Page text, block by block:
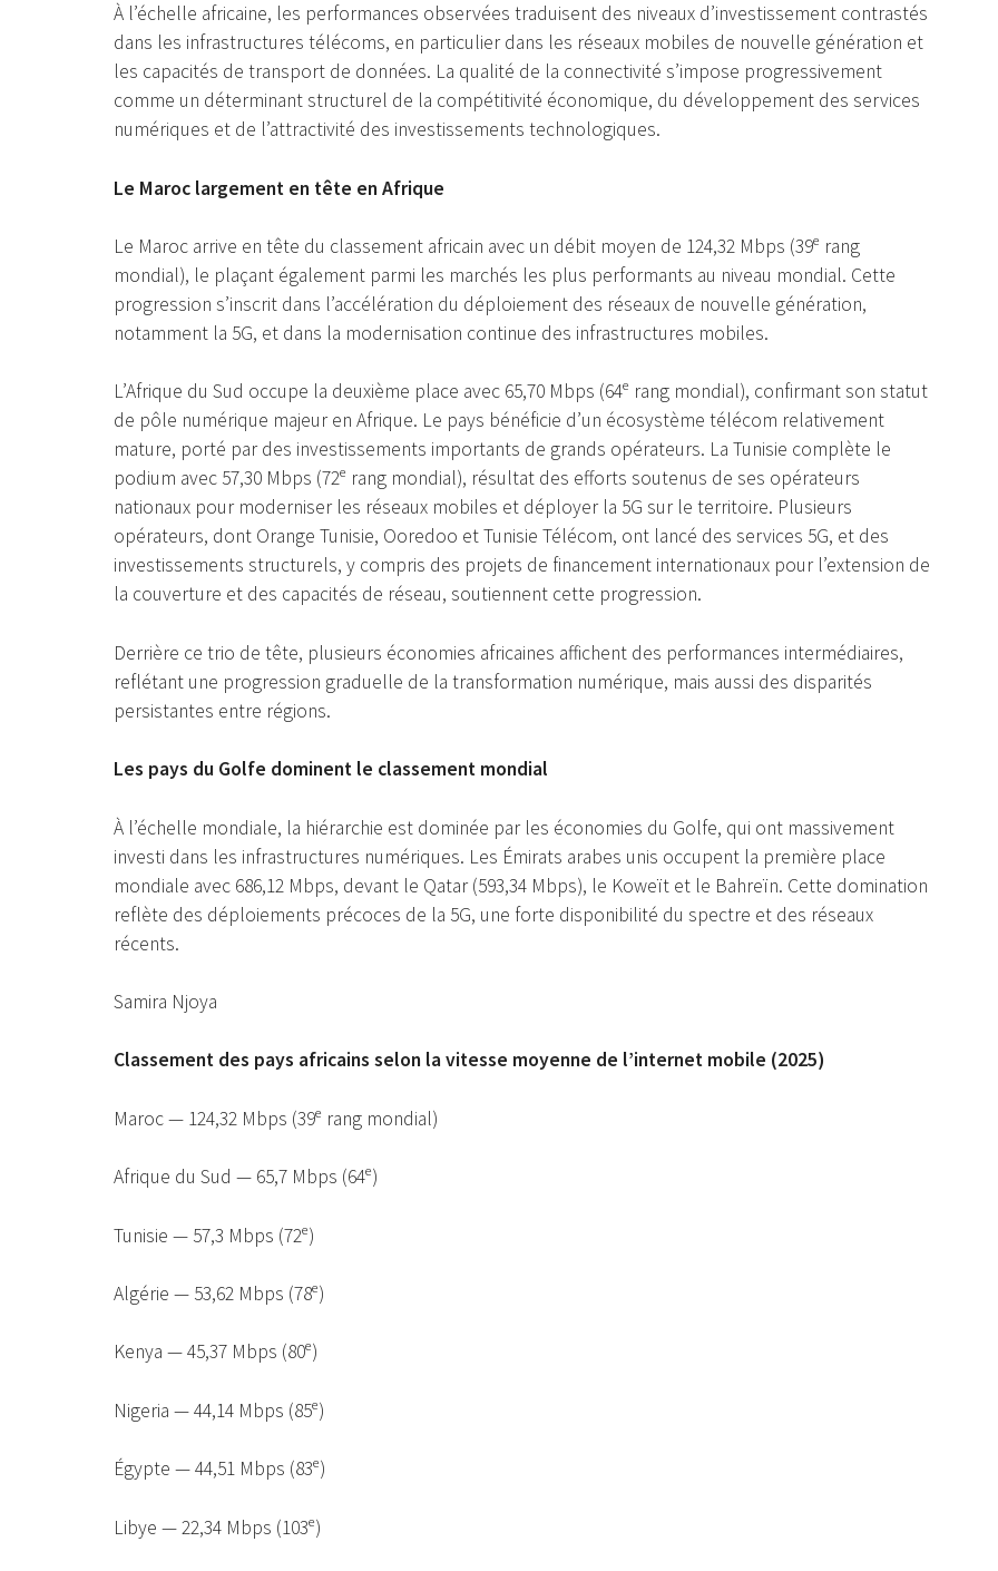
À l’échelle africaine, les performances observées traduisent des niveaux d’investissement contrastés
dans les infrastructures télécoms, en particulier dans les réseaux mobiles de nouvelle génération et
les capacités de transport de données. La qualité de la connectivité s’impose progressivement
comme un déterminant structurel de la compétitivité économique, du développement des services
numériques et de l’attractivité des investissements technologiques.
Le Maroc largement en tête en Afrique
Le Maroc arrive en tête du classement africain avec un débit moyen de 124,32 Mbps (39ᵉ rang
mondial), le plaçant également parmi les marchés les plus performants au niveau mondial. Cette
progression s’inscrit dans l’accélération du déploiement des réseaux de nouvelle génération,
notamment la 5G, et dans la modernisation continue des infrastructures mobiles.
L’Afrique du Sud occupe la deuxième place avec 65,70 Mbps (64ᵉ rang mondial), confirmant son statut
de pôle numérique majeur en Afrique. Le pays bénéficie d’un écosystème télécom relativement
mature, porté par des investissements importants de grands opérateurs. La Tunisie complète le
podium avec 57,30 Mbps (72ᵉ rang mondial), résultat des efforts soutenus de ses opérateurs
nationaux pour moderniser les réseaux mobiles et déployer la 5G sur le territoire. Plusieurs
opérateurs, dont Orange Tunisie, Ooredoo et Tunisie Télécom, ont lancé des services 5G, et des
investissements structurels, y compris des projets de financement internationaux pour l’extension de
la couverture et des capacités de réseau, soutiennent cette progression.
Derrière ce trio de tête, plusieurs économies africaines affichent des performances intermédiaires,
reflétant une progression graduelle de la transformation numérique, mais aussi des disparités
persistantes entre régions.
Les pays du Golfe dominent le classement mondial
À l’échelle mondiale, la hiérarchie est dominée par les économies du Golfe, qui ont massivement
investi dans les infrastructures numériques. Les Émirats arabes unis occupent la première place
mondiale avec 686,12 Mbps, devant le Qatar (593,34 Mbps), le Koweït et le Bahreïn. Cette domination
reflète des déploiements précoces de la 5G, une forte disponibilité du spectre et des réseaux
récents.
Samira Njoya
Classement des pays africains selon la vitesse moyenne de l’internet mobile (2025)
Maroc — 124,32 Mbps (39ᵉ rang mondial)
Afrique du Sud — 65,7 Mbps (64ᵉ)
Tunisie — 57,3 Mbps (72ᵉ)
Algérie — 53,62 Mbps (78ᵉ)
Kenya — 45,37 Mbps (80ᵉ)
Nigeria — 44,14 Mbps (85ᵉ)
Égypte — 44,51 Mbps (83ᵉ)
Libye — 22,34 Mbps (103ᵉ)